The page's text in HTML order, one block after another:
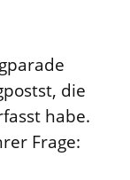
die
habe.
Frage: